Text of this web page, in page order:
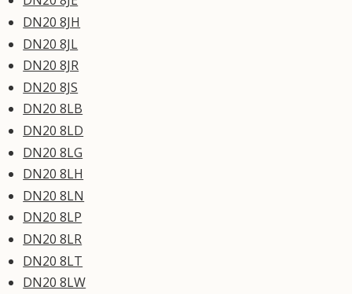
DN20 8JH
DN20 8JL
DN20 8JR
DN20 8JS
DN20 8LB
DN20 8LD
DN20 8LG
DN20 8LH
DN20 8LN
DN20 8LP
DN20 8LR
DN20 8LT
DN20 8LW